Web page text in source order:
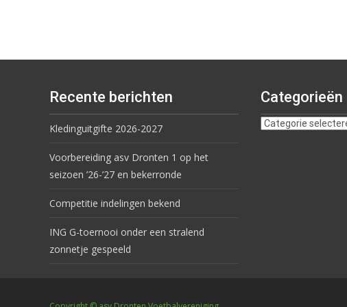
Recente berichten
Kledinguitgifte 2026-2027
Voorbereiding asv Dronten 1 op het
seizoen ’26-’27 en bekerronde
Competitie indelingen bekend
ING G-toernooi onder een stralend
zonnetje gespeeld
Categorieën